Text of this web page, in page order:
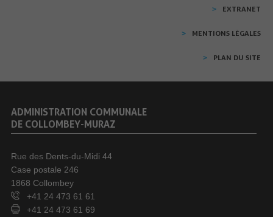
EXTRANET
MENTIONS LÉGALES
PLAN DU SITE
ADMINISTRATION COMMUNALE
DE COLLOMBEY-MURAZ
Rue des Dents-du-Midi 44
Case postale 246
1868 Collombey
+41 24 473 61 61
+41 24 473 61 69